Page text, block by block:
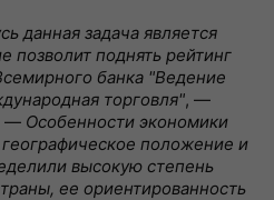
данная задача является
позволит поднять рейтинг
банка "Ведение
торговля", —
— Особенности экономики
географическое положение и
высокую степень
ее ориентированность